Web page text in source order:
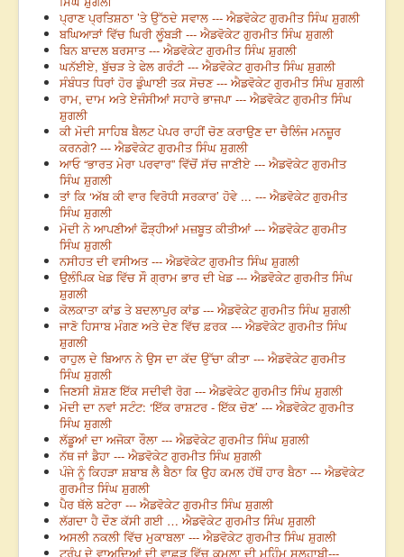
ਪ੍ਰਾਣ ਪ੍ਰਤਿਸ਼ਠਾ ’ਤੇ ਉੱਠਦੇ ਸਵਾਲ --- ਐਡਵੋਕੇਟ ਗੁਰਮੀਤ ਸਿੰਘ ਸ਼ੁਗਲੀ
ਬਘਿਆੜਾਂ ਵਿੱਚ ਘਿਰੀ ਲੂੰਬੜੀ --- ਐਡਵੋਕੇਟ ਗੁਰਮੀਤ ਸਿੰਘ ਸ਼ੁਗਲੀ
ਬਿਨ ਬਾਦਲ ਬਰਸਾਤ --- ਐਡਵੋਕੇਟ ਗੁਰਮੀਤ ਸਿੰਘ ਸ਼ੁਗਲੀ
ਘਨੱਈਏ, ਬੁੱਚੜ ਤੇ ਫੇਲ ਗਰੰਟੀ --- ਐਡਵੋਕੇਟ ਗੁਰਮੀਤ ਸਿੰਘ ਸ਼ੁਗਲੀ
ਸੰਬੰਧਤ ਧਿਰਾਂ ਹੋਰ ਡੁੰਘਾਈ ਤਕ ਸੋਚਣ --- ਐਡਵੋਕੇਟ ਗੁਰਮੀਤ ਸਿੰਘ ਸ਼ੁਗਲੀ
ਰਾਮ, ਦਾਮ ਅਤੇ ਏਜੰਸੀਆਂ ਸਹਾਰੇ ਭਾਜਪਾ --- ਐਡਵੋਕੇਟ ਗੁਰਮੀਤ ਸਿੰਘ
ਸ਼ੁਗਲੀ
ਕੀ ਮੋਦੀ ਸਾਹਿਬ ਬੈਲਟ ਪੇਪਰ ਰਾਹੀਂ ਚੋਣ ਕਰਾਉਣ ਦਾ ਚੈਲਿੰਜ ਮਨਜ਼ੂਰ
ਕਰਨਗੇ? --- ਐਡਵੋਕੇਟ ਗੁਰਮੀਤ ਸਿੰਘ ਸ਼ੁਗਲੀ
ਆਓ “ਭਾਰਤ ਮੇਰਾ ਪਰਵਾਰ” ਵਿੱਚੋਂ ਸੱਚ ਜਾਣੀਏ --- ਐਡਵੋਕੇਟ ਗੁਰਮੀਤ
ਸਿੰਘ ਸ਼ੁਗਲੀ
ਤਾਂ ਕਿ ‘ਅੱਬ ਕੀ ਵਾਰ ਵਿਰੋਧੀ ਸਰਕਾਰ’ ਹੋਵੇ ... --- ਐਡਵੋਕੇਟ ਗੁਰਮੀਤ
ਸਿੰਘ ਸ਼ੁਗਲੀ
ਮੋਦੀ ਨੇ ਆਪਣੀਆਂ ਫੌੜ੍ਹੀਆਂ ਮਜ਼ਬੂਤ ਕੀਤੀਆਂ --- ਐਡਵੋਕੇਟ ਗੁਰਮੀਤ
ਸਿੰਘ ਸ਼ੁਗਲੀ
ਨਸੀਹਤ ਦੀ ਵਸੀਅਤ --- ਐਡਵੋਕੇਟ ਗੁਰਮੀਤ ਸਿੰਘ ਸ਼ੁਗਲੀ
ਉਲੰਪਿਕ ਖੇਡ ਵਿੱਚ ਸੌ ਗ੍ਰਾਮ ਭਾਰ ਦੀ ਖੇਡ --- ਐਡਵੋਕੇਟ ਗੁਰਮੀਤ ਸਿੰਘ
ਸ਼ੁਗਲੀ
ਕੋਲਕਾਤਾ ਕਾਂਡ ਤੇ ਬਦਲਾਪੁਰ ਕਾਂਡ --- ਐਡਵੋਕੇਟ ਗੁਰਮੀਤ ਸਿੰਘ ਸ਼ੁਗਲੀ
ਜਾਣੋ ਹਿਸਾਬ ਮੰਗਣ ਅਤੇ ਦੇਣ ਵਿੱਚ ਫ਼ਰਕ --- ਐਡਵੋਕੇਟ ਗੁਰਮੀਤ ਸਿੰਘ
ਸ਼ੁਗਲੀ
ਰਾਹੁਲ ਦੇ ਬਿਆਨ ਨੇ ਉਸ ਦਾ ਕੱਦ ਉੱਚਾ ਕੀਤਾ --- ਐਡਵੋਕੇਟ ਗੁਰਮੀਤ
ਸਿੰਘ ਸ਼ੁਗਲੀ
ਜਿਣਸੀ ਸ਼ੋਸ਼ਣ ਇੱਕ ਸਦੀਵੀ ਰੋਗ --- ਐਡਵੋਕੇਟ ਗੁਰਮੀਤ ਸਿੰਘ ਸ਼ੁਗਲੀ
ਮੋਦੀ ਦਾ ਨਵਾਂ ਸਟੰਟ: ‘ਇੱਕ ਰਾਸ਼ਟਰ - ਇੱਕ ਚੋਣ’ --- ਐਡਵੋਕੇਟ ਗੁਰਮੀਤ
ਸਿੰਘ ਸ਼ੁਗਲੀ
ਲੱਡੂਆਂ ਦਾ ਅਜੋਕਾ ਰੌਲਾ --- ਐਡਵੋਕੇਟ ਗੁਰਮੀਤ ਸਿੰਘ ਸ਼ੁਗਲੀ
ਨੱਥ ਜਾਂ ਡੈਹਾ --- ਐਡਵੋਕੇਟ ਗੁਰਮੀਤ ਸਿੰਘ ਸ਼ੁਗਲੀ
ਪੰਜੇ ਨੂੰ ਕਿਹੜਾ ਸ਼ਬਾਬ ਲੈ ਬੈਠਾ ਕਿ ਉਹ ਕਮਲ ਹੱਥੋਂ ਹਾਰ ਬੈਠਾ --- ਐਡਵੋਕੇਟ
ਗੁਰਮੀਤ ਸਿੰਘ ਸ਼ੁਗਲੀ
ਪੈਰ ਥੱਲੇ ਬਟੇਰਾ --- ਐਡਵੋਕੇਟ ਗੁਰਮੀਤ ਸਿੰਘ ਸ਼ੁਗਲੀ
ਲੱਗਦਾ ਹੈ ਦੌਣ ਕੱਸੀ ਗਈ … ਐਡਵੋਕੇਟ ਗੁਰਮੀਤ ਸਿੰਘ ਸ਼ੁਗਲੀ
ਅਸਲੀ ਨਕਲੀ ਵਿੱਚ ਮੁਕਾਬਲਾ --- ਐਡਵੋਕੇਟ ਗੁਰਮੀਤ ਸਿੰਘ ਸ਼ੁਗਲੀ
ਟਰੰਪ ਦੇ ਵਾਅਦਿਆਂ ਦੀ ਵਾਛੜ ਵਿੱਚ ਕਮਲਾ ਦੀ ਮੁਹਿੰਮ ਸਲ੍ਹਾਬੀ---